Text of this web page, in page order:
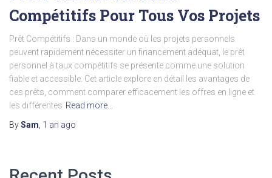
Compétitifs Pour Tous Vos Projets
Prêt Compétitifs : Dans un monde où les projets personnels
peuvent rapidement nécessiter un financement adéquat, le prêt
personnel à taux compétitifs se présente comme une solution
fiable et accessible. Cet article explore en détail les avantages de
ces prêts, comment comparer efficacement les offres en ligne et
les différentes Read more…
BySam 1 an ago